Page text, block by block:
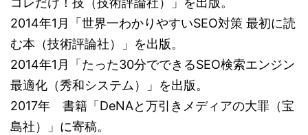
2014年1月「世界一わかりやすいSEO対策 最初に読
む本（技術評論社）」を出版。
2014年1月「たった30分でできるSEO検索エンジン
最適化（秀和システム）」を出版。
2017年 書籍「DeNAと万引きメディアの大罪（宝
島社）」に寄稿。